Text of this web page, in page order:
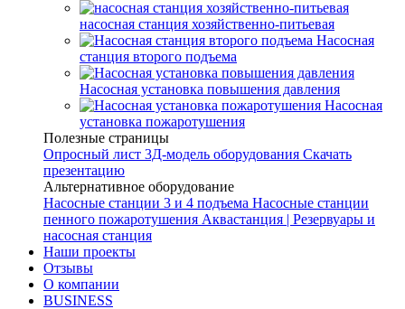
насосная станция хозяйственно-питьевая
Насосная
станция второго подъема
Насосная установка повышения давления
Насосная
установка пожаротушения
Полезные страницы
Опросный лист 3Д-модель оборудования Скачать
презентацию
Альтернативное оборудование
Насосные станции 3 и 4 подъема Насосные станции
пенного пожаротушения Аквастанция | Резервуары и
насосная станция
Наши проекты
Отзывы
О компании
BUSINESS